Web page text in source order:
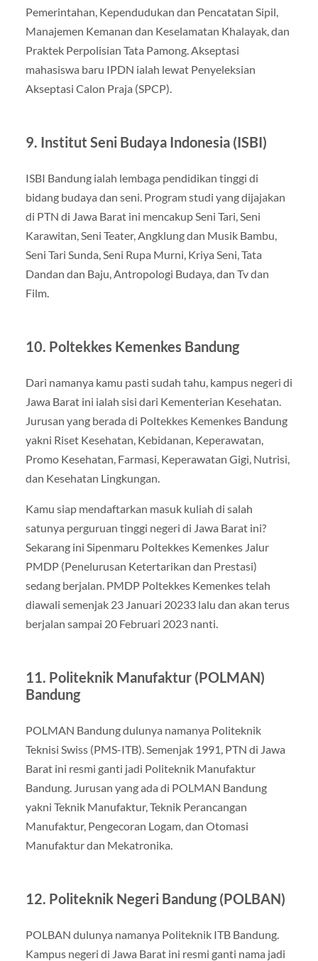
Pemerintahan, Kependudukan dan Pencatatan Sipil,
Manajemen Kemanan dan Keselamatan Khalayak, dan
Praktek Perpolisian Tata Pamong. Akseptasi
mahasiswa baru IPDN ialah lewat Penyeleksian
Akseptasi Calon Praja (SPCP).
9. Institut Seni Budaya Indonesia (ISBI)
ISBI Bandung ialah lembaga pendidikan tinggi di
bidang budaya dan seni. Program studi yang dijajakan
di PTN di Jawa Barat ini mencakup Seni Tari, Seni
Karawitan, Seni Teater, Angklung dan Musik Bambu,
Seni Tari Sunda, Seni Rupa Murni, Kriya Seni, Tata
Dandan dan Baju, Antropologi Budaya, dan Tv dan
Film.
10. Poltekkes Kemenkes Bandung
Dari namanya kamu pasti sudah tahu, kampus negeri di
Jawa Barat ini ialah sisi dari Kementerian Kesehatan.
Jurusan yang berada di Poltekkes Kemenkes Bandung
yakni Riset Kesehatan, Kebidanan, Keperawatan,
Promo Kesehatan, Farmasi, Keperawatan Gigi, Nutrisi,
dan Kesehatan Lingkungan.
Kamu siap mendaftarkan masuk kuliah di salah
satunya perguruan tinggi negeri di Jawa Barat ini?
Sekarang ini Sipenmaru Poltekkes Kemenkes Jalur
PMDP (Penelurusan Ketertarikan dan Prestasi)
sedang berjalan. PMDP Poltekkes Kemenkes telah
diawali semenjak 23 Januari 20233 lalu dan akan terus
berjalan sampai 20 Februari 2023 nanti.
11. Politeknik Manufaktur (POLMAN)
Bandung
POLMAN Bandung dulunya namanya Politeknik
Teknisi Swiss (PMS-ITB). Semenjak 1991, PTN di Jawa
Barat ini resmi ganti jadi Politeknik Manufaktur
Bandung. Jurusan yang ada di POLMAN Bandung
yakni Teknik Manufaktur, Teknik Perancangan
Manufaktur, Pengecoran Logam, dan Otomasi
Manufaktur dan Mekatronika.
12. Politeknik Negeri Bandung (POLBAN)
POLBAN dulunya namanya Politeknik ITB Bandung.
Kampus negeri di Jawa Barat ini resmi ganti nama jadi